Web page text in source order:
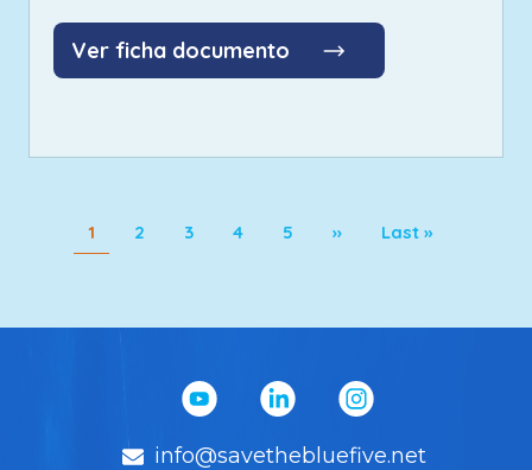
Ver ficha documento
Page
1 Page
2 Page
3 Page
4 Page
5 Siguiente página
›› Última página
Last »
info@savethebluefive.net